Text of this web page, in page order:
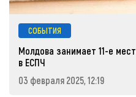
СОБЫТИЯ
Молдова занимает 11-е
в ЕСПЧ
03 февраля 2025, 12:19